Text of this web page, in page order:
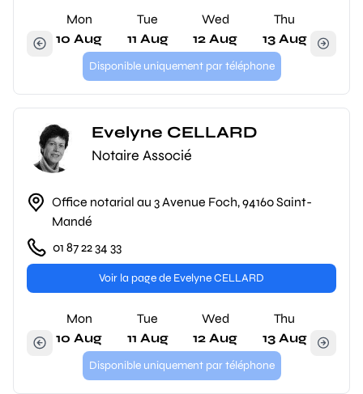
Mon
10 Aug
Tue
11 Aug
Wed
12 Aug
Thu
13 Aug
Disponible uniquement par téléphone
Evelyne CELLARD
Notaire Associé
Office notarial au 3 Avenue Foch, 94160 Saint-
Mandé
01 87 22 34 33
Voir la page de Evelyne CELLARD
Mon
10 Aug
Tue
11 Aug
Wed
12 Aug
Thu
13 Aug
Disponible uniquement par téléphone